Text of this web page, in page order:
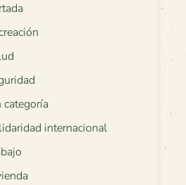
categoría
internacional